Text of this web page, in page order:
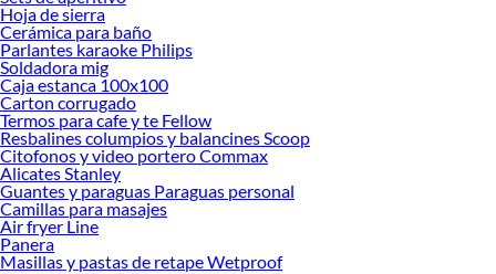
Hoja de sierra
Cerámica para baño
Parlantes karaoke Philips
Soldadora mig
Caja estanca 100x100
Carton corrugado
Termos para cafe y te Fellow
Resbalines columpios y balancines Scoop
Citofonos y video portero Commax
Alicates Stanley
Guantes y paraguas Paraguas personal
Camillas para masajes
Air fryer Line
Panera
Masillas y pastas de retape Wetproof